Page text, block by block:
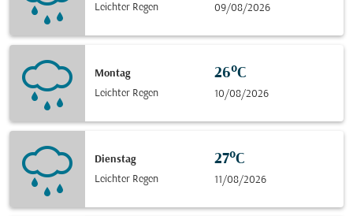
Leichter Regen
09/08/2026
Montag
Leichter Regen
26°C
10/08/2026
Dienstag
Leichter Regen
27°C
11/08/2026